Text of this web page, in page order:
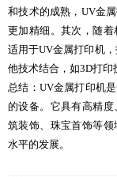
和技术的成熟，UV金
更加精细。其次，随
适用于UV金属打印机
他技术结合，如3D打印
总结：UV金属打印机
的设备。它具有高精
筑装饰、珠宝首饰等
水平的发展。